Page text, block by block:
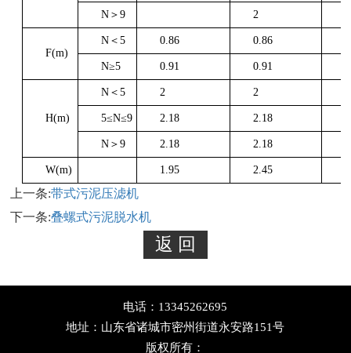
N＞9 2
F(m)
N＜5 0.86 0.86
N≥5 0.91 0.91
H(m)
N＜5 2 2
5≤N≤9 2.18 2.18
N＞9 2.18 2.18
W(m) 1.95 2.45
上一条:带式污泥压滤机
下一条:叠螺式污泥脱水机
电话：13345262695
地址：山东省诸城市密州街道永安路151号
版权所有：